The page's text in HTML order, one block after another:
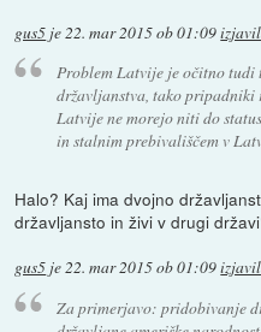
gus5 je22. mar 2015 ob 01:09izjavil
Problem Latvije je očitno tudi
državljanstva, tako pripadniki
Latvije ne morejo niti do
in stalnim prebivališčem v
Halo? Kaj ima dvojno
državljansto in živi v drugi
gus5 je22. mar 2015 ob 01:09izjavil
Za primerjavo: pridobivanje